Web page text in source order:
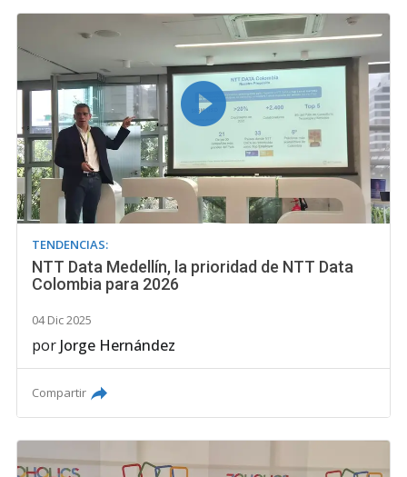
TENDENCIAS:
NTT Data Medellín, la prioridad de NTT Data
Colombia para 2026
04 Dic 2025
por Jorge Hernández
Compartir